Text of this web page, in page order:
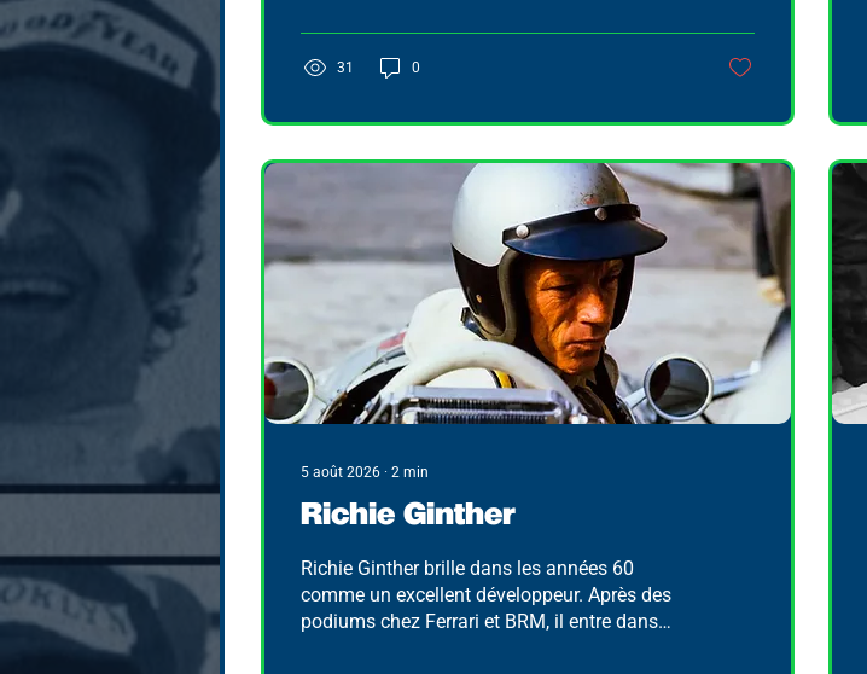
31 0
5 août 2026 ∙ 2 min
Richie Ginther
Richie Ginther brille dans les années 60
comme un excellent développeur. Après des
podiums chez Ferrari et BRM, il entre dans